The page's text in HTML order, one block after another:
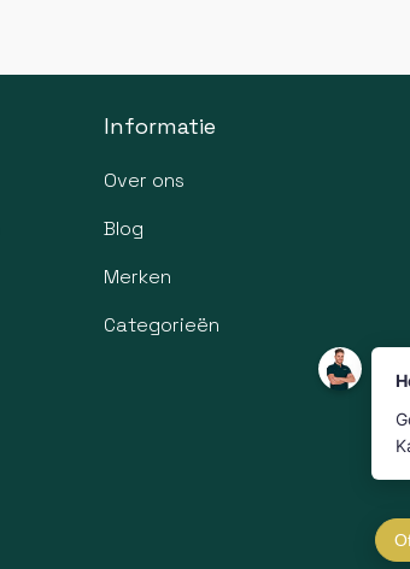
Informatie
Over ons
Blog
Merken
Categorieën